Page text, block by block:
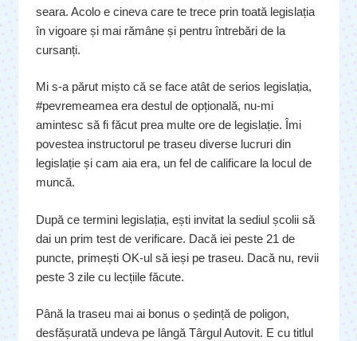
seara. Acolo e cineva care te trece prin toată legislația
în vigoare și mai rămâne și pentru întrebări de la
cursanți.
Mi s-a părut mișto că se face atât de serios legislația,
#pevremeamea era destul de opțională, nu-mi
amintesc să fi făcut prea multe ore de legislație. Îmi
povestea instructorul pe traseu diverse lucruri din
legislație și cam aia era, un fel de calificare la locul de
muncă.
După ce termini legislația, ești invitat la sediul școlii să
dai un prim test de verificare. Dacă iei peste 21 de
puncte, primești OK-ul să ieși pe traseu. Dacă nu, revii
peste 3 zile cu lecțiile făcute.
Până la traseu mai ai bonus o ședință de poligon,
desfășurată undeva pe lângă Târgul Autovit. E cu titlul